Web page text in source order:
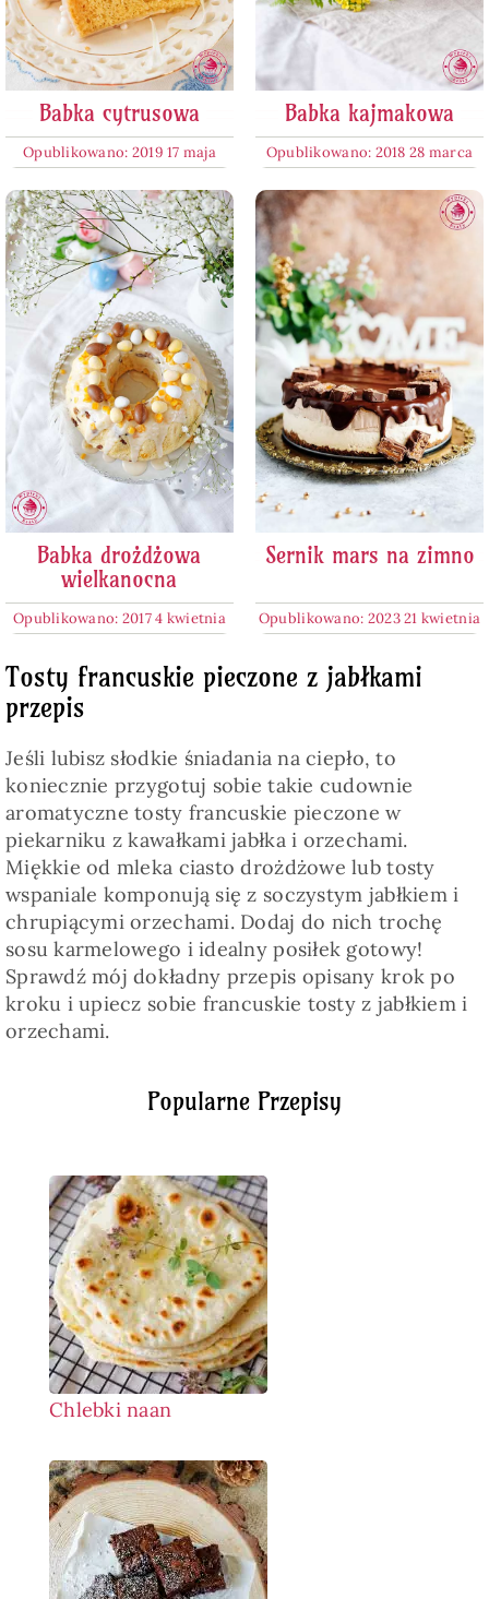
Popularne Przepisy
Chlebki naan
Babka cytrusowa
Opublikowano: 2019 17 maja
Babka kajmakowa
Opublikowano: 2018 28 marca
Babka drożdżowa
wielkanocna
Opublikowano: 2017 4 kwietnia
Sernik mars na zimno
Opublikowano: 2023 21 kwietnia
Tosty francuskie pieczone z jabłkami
przepis
Jeśli lubisz słodkie śniadania na ciepło, to
koniecznie przygotuj sobie takie cudownie
aromatyczne tosty francuskie pieczone w
piekarniku z kawałkami jabłka i orzechami.
Miękkie od mleka ciasto drożdżowe lub tosty
wspaniale komponują się z soczystym jabłkiem i
chrupiącymi orzechami. Dodaj do nich trochę
sosu karmelowego i idealny posiłek gotowy!
Sprawdź mój dokładny przepis opisany krok po
kroku i upiecz sobie francuskie tosty z jabłkiem i
orzechami.